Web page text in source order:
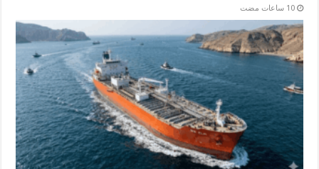
‏10 ساعات مضت